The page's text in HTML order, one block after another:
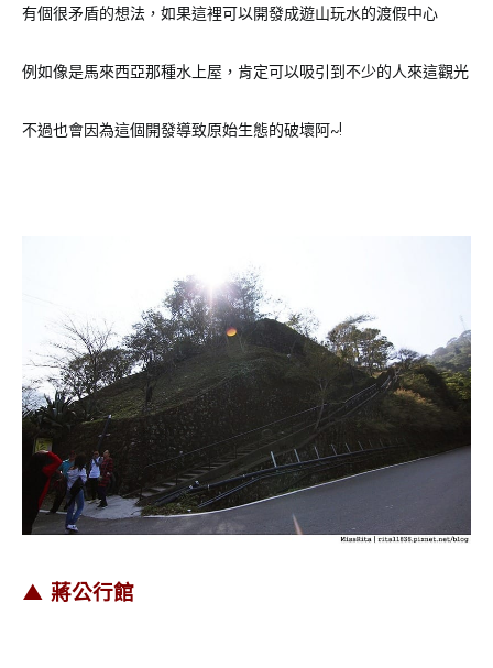
有個很矛盾的想法，如果這裡可以開發成遊山玩水的渡假中心
例如像是馬來西亞那種水上屋，肯定可以吸引到不少的人來這觀光
不過也會因為這個開發導致原始生態的破壞阿~!
▲ 蔣公行館